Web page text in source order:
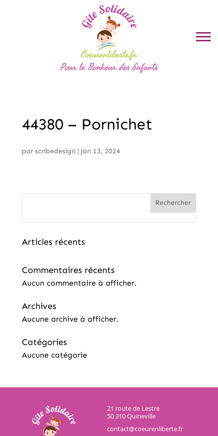
44380 – Pornichet
par scribedesign | Jan 13, 2024
Rechercher
Articles récents
Commentaires récents
Aucun commentaire à afficher.
Archives
Aucune archive à afficher.
Catégories
Aucune catégorie
21 route de Lestre
50 310 Quineville
contact@coeurenliberte.fr